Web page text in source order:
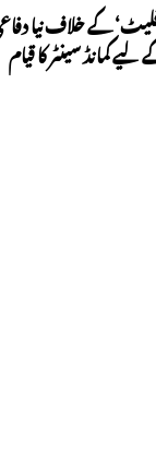
کے خلاف نیا
کمانڈ سینٹر کا قیام